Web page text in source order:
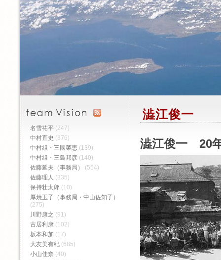
澁江俊一
澁江俊一 20
名雪祐平 (247)
中村直史 (376)
中村組・三國菜恵 (139)
中村組・三島邦彦 (140)
佐藤延夫（事務局）
(554)
佐藤理人 (335)
保持壮太郎 (10)
厚焼玉子（事務局・中山佐知子）
(275)
川野康之 (91)
古居利康 (102)
坂本和加 (17)
大友美有紀 (685)
小山佳奈 (40)